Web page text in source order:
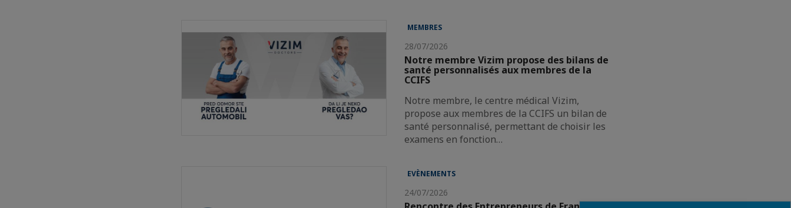
MEMBRES
28/07/2026
Notre membre Vizim propose des bilans de
santé personnalisés aux membres de la
CCIFS
Notre membre, le centre médical Vizim,
propose aux membres de la CCIFS un bilan de
santé personnalisé, permettant de choisir les
examens en fonction…
EVÈNEMENTS
24/07/2026